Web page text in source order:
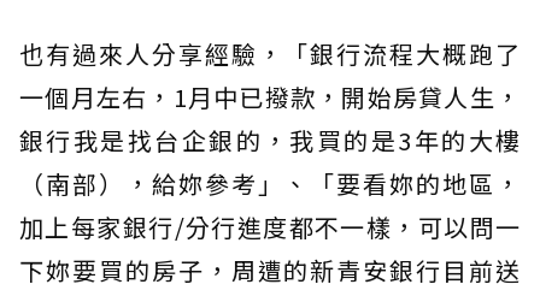
也有過來人分享經驗，「銀行流程大概跑了
一個月左右，1月中已撥款，開始房貸人生，
銀行我是找台企銀的，我買的是3年的大樓
（南部），給妳參考」、「要看妳的地區，
加上每家銀行/分行進度都不一樣，可以問一
下妳要買的房子，周遭的新青安銀行目前送